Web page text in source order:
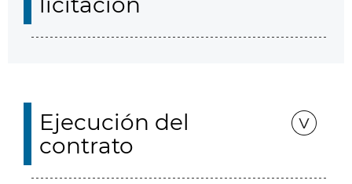
Ejecución del
contrato